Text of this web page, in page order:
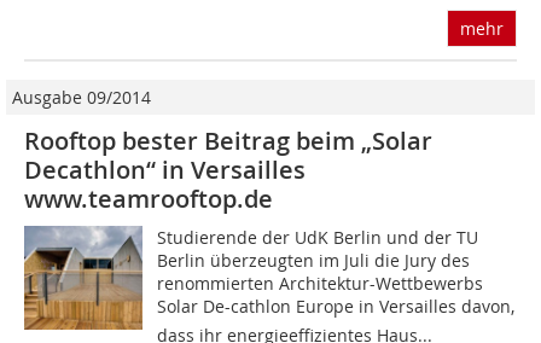
mehr
Ausgabe 09/2014
Rooftop bester Beitrag beim „Solar
Decathlon“ in Versailles
www.teamrooftop.de
Studierende der UdK Berlin und der TU
Berlin überzeugten im Juli die Jury des
renommierten Architektur-Wettbewerbs
Solar De-cathlon Europe in Versailles davon,
dass ihr energieeffizientes Haus...